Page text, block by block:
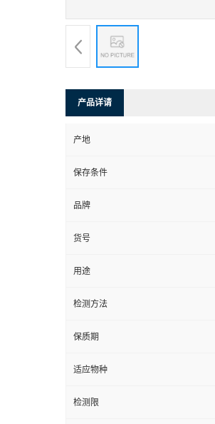
产品详请
产地
保存条件
品牌
货号
用途
检测方法
保质期
适应物种
检测限